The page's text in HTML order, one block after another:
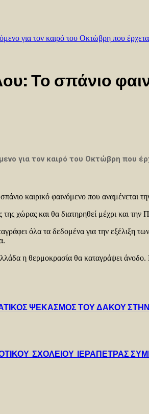
για τον καιρό του Οκτώβρη που
Το σπάνιο
για τον καιρό του Οκτώβρη που
καιρικό φαινόμενο που αναμένεται
της χώρας και θα διατηρηθεί μέχρι και
όλα τα δεδομένα για την εξέλιξη
η θερμοκρασία θα καταγράψει
ΨΕΚΑΣΜΟΣ ΤΟΥ ΔΑΚΟΥ ΣΤΗΝ
ΣΧΟΛΕΙΟΥ ΙΕΡΑΠΕΤΡΑΣ